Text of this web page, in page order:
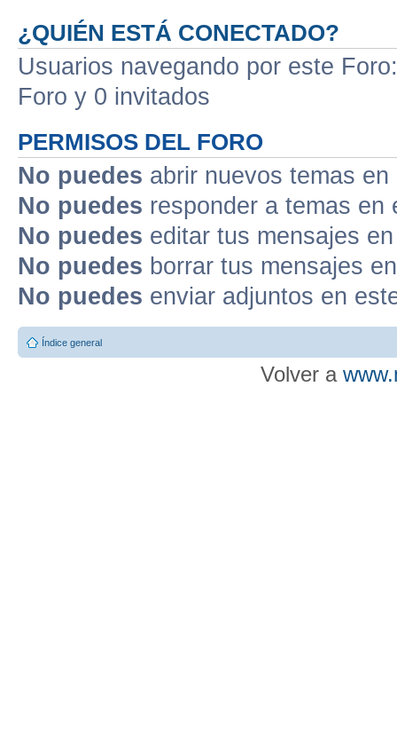
¿QUIÉN ESTÁ CONECTADO?
Usuarios navegando por este
Foro y 0 invitados
PERMISOS DEL FORO
No puedes abrir nuevos temas
No puedes responder a temas en
No puedes editar tus mensajes
No puedes borrar tus mensajes
No puedes enviar adjuntos en
Índice general
Volver a